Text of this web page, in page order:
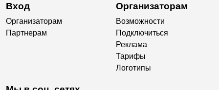
Вход
Организаторам
Партнерам
Организаторам
Возможности
Подключиться
Реклама
Тарифы
Логотипы